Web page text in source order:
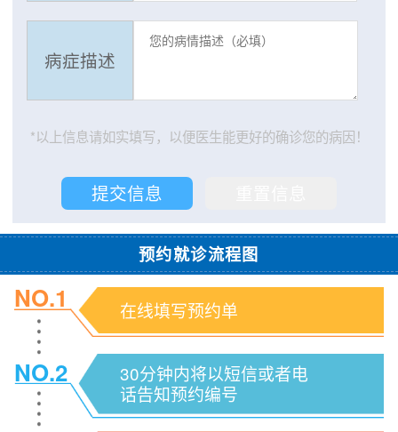
病症描述
*以上信息请如实填写，以便医生能更好的确诊您的病因！
预约就诊流程图
NO.1 在线填写预约单
NO.2
30分钟内将以短信或者电
话告知预约编号